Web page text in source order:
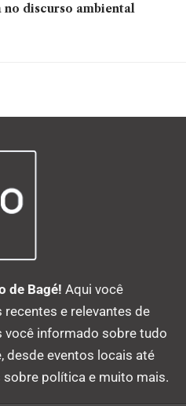
no discurso ambiental
de Bagé! Aqui você
e relevantes de
você informado sobre tudo
desde eventos locais até
política e muito mais.